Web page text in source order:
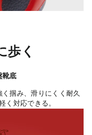
歩く
靴底
掴み、滑りにくく耐久
く対応できる。